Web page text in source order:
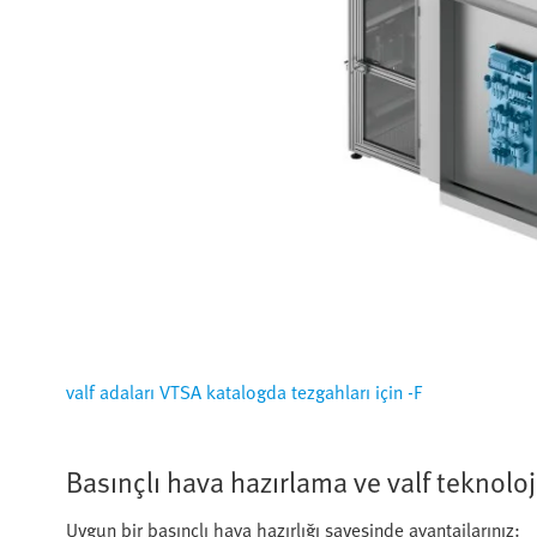
valf adaları VTSA katalogda tezgahları için -F
Basınçlı hava hazırlama ve valf
Uygun bir basınçlı hava hazırlığı sayesinde avantajlarınız: